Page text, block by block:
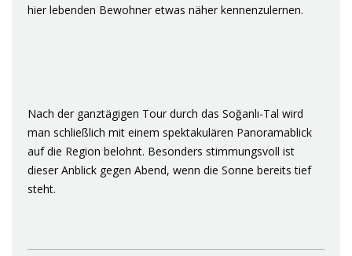
hier lebenden Bewohner etwas näher kennenzulernen.
Nach der ganztägigen Tour durch das Soğanlı-Tal wird
man schließlich mit einem spektakulären Panoramablick
auf die Region belohnt. Besonders stimmungsvoll ist
dieser Anblick gegen Abend, wenn die Sonne bereits tief
steht.